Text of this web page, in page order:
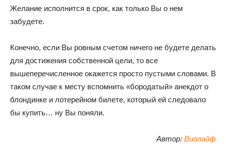
Желание исполнится в срок, как только Вы о нем
забудете.
Конечно, если Вы ровным счетом ничего не будете делать
для достижения собственной цели, то все
вышеперечисленное окажется просто пустыми словами. В
таком случае к месту вспомнить «бородатый» анекдот о
блондинке и лотерейном билете, который ей следовало
бы купить… ну Вы поняли.
Автор: Виолайф